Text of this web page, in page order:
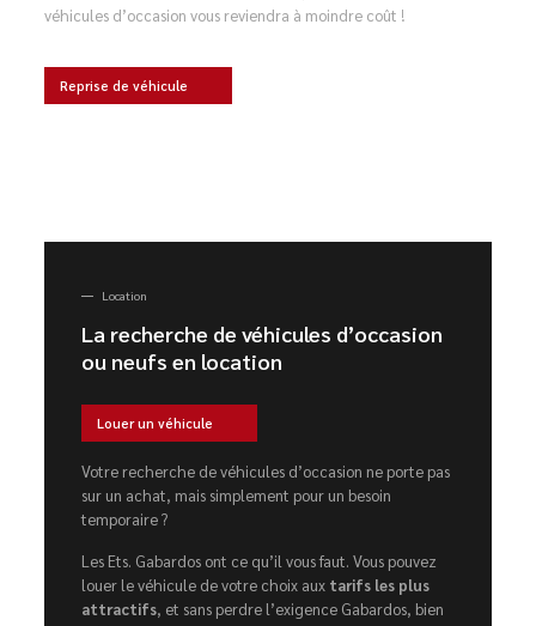
véhicules d’occasion vous reviendra à moindre coût !
Reprise de véhicule
Location
La recherche de véhicules d’occasion
ou neufs en location
Louer un véhicule
Votre recherche de véhicules d’occasion ne porte pas
sur un achat, mais simplement pour un besoin
temporaire ?
Les Ets. Gabardos ont ce qu’il vous faut. Vous pouvez
louer le véhicule de votre choix aux tarifs les plus
attractifs, et sans perdre l’exigence Gabardos, bien